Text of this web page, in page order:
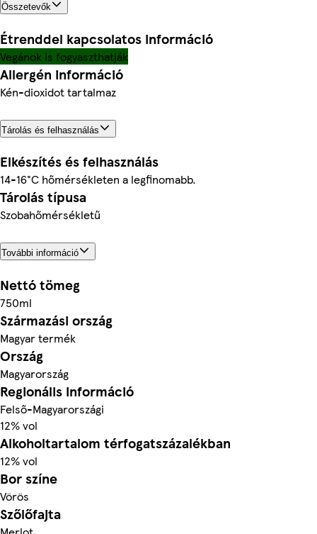
Összetevők
Étrenddel kapcsolatos információ
Vegánok is fogyaszthatják
Allergén információ
Kén-dioxidot tartalmaz
Tárolás és felhasználás
Elkészítés és felhasználás
14-16°C hőmérsékleten a legfinomabb.
Tárolás típusa
Szobahőmérsékletű
További információ
Nettó tömeg
750ml
Származási ország
Magyar termék
Ország
Magyarország
Regionális információ
Felső-Magyarországi
12% vol
Alkoholtartalom térfogatszázalékban
12% vol
Bor színe
Vörös
Szőlőfajta